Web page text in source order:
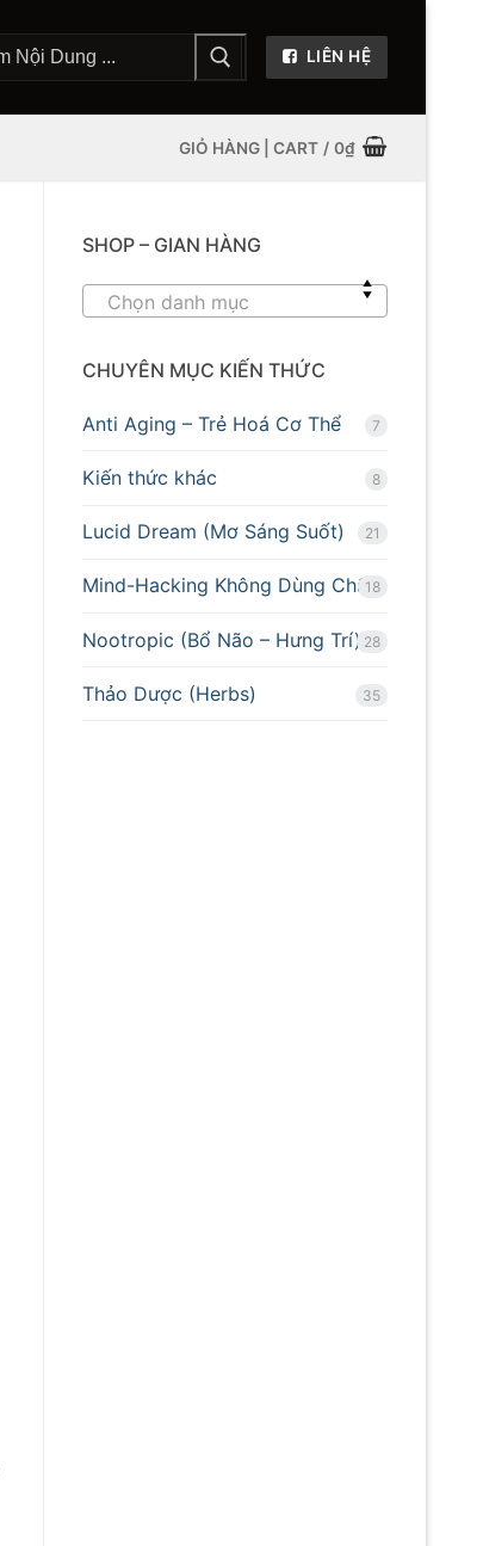
LIÊN HỆ
GIỎ HÀNG | CART / 0₫
SHOP – GIAN HÀNG
Chọn danh mục
CHUYÊN MỤC KIẾN THỨC
Anti Aging – Trẻ Hoá Cơ Thể 7
Kiến thức khác 8
Lucid Dream (Mơ Sáng Suốt) 21
Mind-Hacking Không Dùng Chất18
Nootropic (Bổ Não – Hưng Trí) 28
Thảo Dược (Herbs) 35